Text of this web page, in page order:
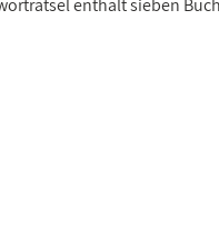
enthält sieben